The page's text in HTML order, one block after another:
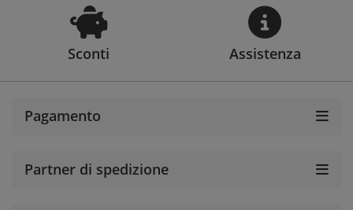
Sconti Assistenza
Pagamento
Partner di spedizione